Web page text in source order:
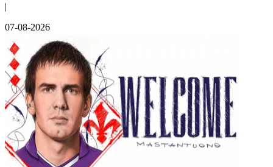
|
07-08-2026